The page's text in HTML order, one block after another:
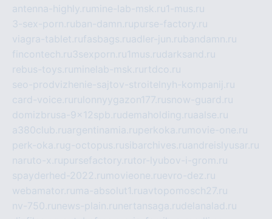
antenna-highly.ru mine-lab-msk.ru1-mus.ru
3-sex-porn.ruban-damn.rupurse-factory.ru
viagra-tablet.rufasbags.ruadler-jun.rubandamn.ru
fincontech.ru3sexporn.ru1mus.rudarksand.ru
rebus-toys.ru minelab-msk.ru rtdco.ru
seo-prodvizhenie-sajtov-stroitelnyh-kompanij.ru
card-voice.ru rulonnyygazon177.rusnow-guard.ru
domizbrusa-9x12spb.rudemaholding.ruaalse.ru
a380club.ruargentinamia.ruperkoka.ru movie-one.ru
perk-oka.rug-octopus.rusibarchives.ruandreislyusar.ru
naruto-x.rupursefactory.rutor-lyubov-i-grom.ru
spayderhed-2022.ru movieone.ruevro-dez.ru
webamator.ru ma-absolut1.ruavtopomosch27.ru
nv-750.ru news-plain.ru nertansaga.rudelanalad.ru